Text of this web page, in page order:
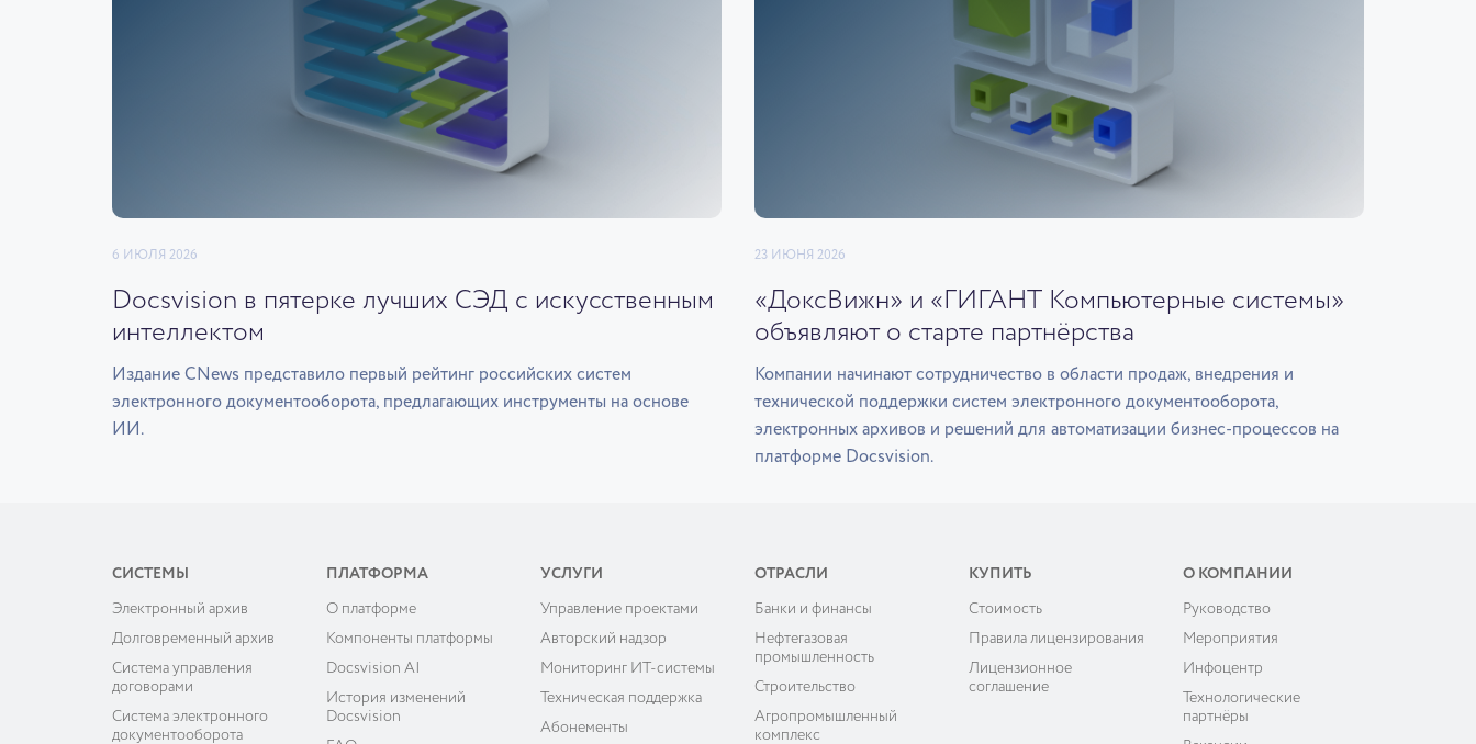
6 ИЮЛЯ 2026
Docsvision в пятерке лучших СЭД с искусственным
интеллектом
Издание CNews представило первый рейтинг российских систем
электронного документооборота, предлагающих инструменты на основе
ИИ.
23 ИЮНЯ 2026
«ДоксВижн» и «ГИГАНТ Компьютерные системы»
объявляют о старте партнёрства
Компании начинают сотрудничество в области продаж, внедрения и
технической поддержки систем электронного документооборота,
электронных архивов и решений для автоматизации бизнес-процессов на
платформе Docsvision.
СИСТЕМЫ
Электронный архив
Долговременный архив
Система управления
договорами
Система электронного
документооборота
ПЛАТФОРМА
О платформе
Компоненты платформы
Docsvision AI
История изменений
Docsvision
УСЛУГИ
Управление проектами
Авторский надзор
Мониторинг ИТ-системы
Техническая поддержка
Абонементы
ОТРАСЛИ
Банки и финансы
Нефтегазовая
промышленность
Строительство
Агропромышленный
комплекс
КУПИТЬ
Cтоимость
Правила лицензирования
Лицензионное
соглашение
О КОМПАНИИ
Руководство
Мероприятия
Инфоцентр
Технологические
партнёры